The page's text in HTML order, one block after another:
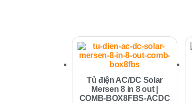
Tủ điện AC/DC Solar
Mersen 8 in 8 out |
COMB-BOX8FBS-ACDC